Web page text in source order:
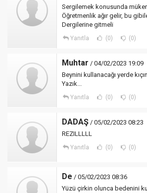
Sergilemek konusunda
Öğretmenlik ağır gelir, bu
Dergilerine gitmeli
Yanıtla (0) (0)
Muhtar / 04/02/2023 19:09
Beynini kullanacağı yerde
Yazık...
Yanıtla (0) (0)
DADAŞ / 05/02/2023 08:23
REZILLLLL
Yanıtla (0) (0)
De / 05/02/2023 08:36
Yüzü çirkin olunca bedenini